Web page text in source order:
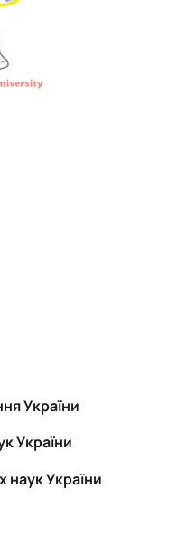
України
України
наук України